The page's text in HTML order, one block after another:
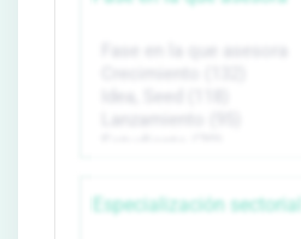
Especialización sectorial